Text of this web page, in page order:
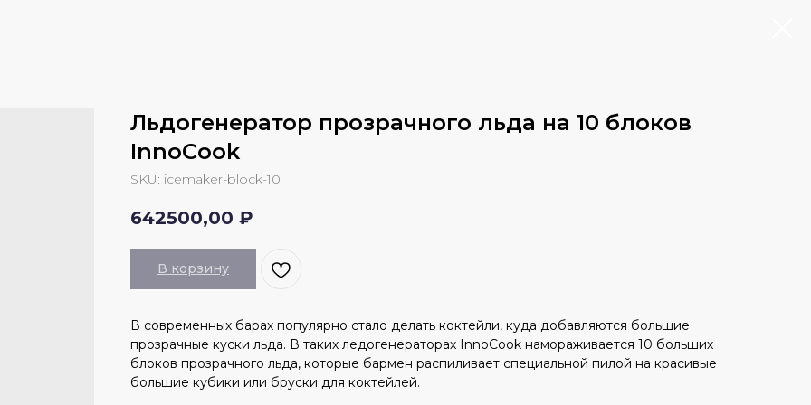
Льдогенератор прозрачного льда на 10 блоков
InnoCook
SKU: icemaker-block-10
642500,00 ₽
В корзину
В современных барах популярно стало делать коктейли, куда добавляются большие
прозрачные куски льда. В таких ледогенераторах InnoCook намораживается 10 больших
блоков прозрачного льда, которые бармен распиливает специальной пилой на красивые
большие кубики или бруски для коктейлей.